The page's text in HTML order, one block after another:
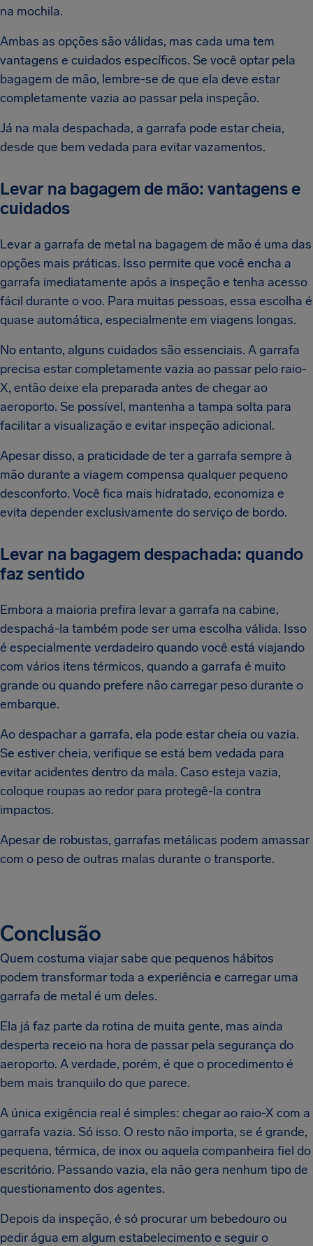
na mochila.
Ambas as opções são válidas, mas cada uma tem
vantagens e cuidados específicos. Se você optar pela
bagagem de mão, lembre-se de que ela deve estar
completamente vazia ao passar pela inspeção.
Já na mala despachada, a garrafa pode estar cheia,
desde que bem vedada para evitar vazamentos.
Levar na bagagem de mão: vantagens e
cuidados
Levar a garrafa de metal na bagagem de mão é uma das
opções mais práticas. Isso permite que você encha a
garrafa imediatamente após a inspeção e tenha acesso
fácil durante o voo. Para muitas pessoas, essa escolha é
quase automática, especialmente em viagens longas.
No entanto, alguns cuidados são essenciais. A garrafa
precisa estar completamente vazia ao passar pelo raio-
X, então deixe ela preparada antes de chegar ao
aeroporto. Se possível, mantenha a tampa solta para
facilitar a visualização e evitar inspeção adicional.
Apesar disso, a praticidade de ter a garrafa sempre à
mão durante a viagem compensa qualquer pequeno
desconforto. Você fica mais hidratado, economiza e
evita depender exclusivamente do serviço de bordo.
Levar na bagagem despachada: quando
faz sentido
Embora a maioria prefira levar a garrafa na cabine,
despachá-la também pode ser uma escolha válida. Isso
é especialmente verdadeiro quando você está viajando
com vários itens térmicos, quando a garrafa é muito
grande ou quando prefere não carregar peso durante o
embarque.
Ao despachar a garrafa, ela pode estar cheia ou vazia.
Se estiver cheia, verifique se está bem vedada para
evitar acidentes dentro da mala. Caso esteja vazia,
coloque roupas ao redor para protegê-la contra
impactos.
Apesar de robustas, garrafas metálicas podem amassar
com o peso de outras malas durante o transporte.
Conclusão
Quem costuma viajar sabe que pequenos hábitos
podem transformar toda a experiência e carregar uma
garrafa de metal é um deles.
Ela já faz parte da rotina de muita gente, mas ainda
desperta receio na hora de passar pela segurança do
aeroporto. A verdade, porém, é que o procedimento é
bem mais tranquilo do que parece.
A única exigência real é simples: chegar ao raio-X com a
garrafa vazia. Só isso. O resto não importa, se é grande,
pequena, térmica, de inox ou aquela companheira fiel do
escritório. Passando vazia, ela não gera nenhum tipo de
questionamento dos agentes.
Depois da inspeção, é só procurar um bebedouro ou
pedir água em algum estabelecimento e seguir o